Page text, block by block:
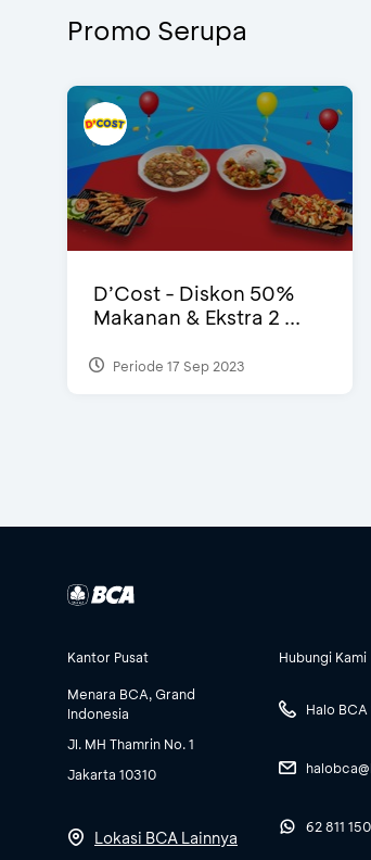
Promo Serupa
D’Cost - Diskon 50%
Makanan & Ekstra 2 ...
Periode 17 Sep 2023
Kantor Pusat
Menara BCA, Grand
Indonesia
Jl. MH Thamrin No. 1
Jakarta 10310
Lokasi BCA Lainnya
Hubungi Kami
Halo
62 811